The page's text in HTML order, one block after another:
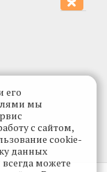
его
мы
с сайтом,
cookie-
данных
можете